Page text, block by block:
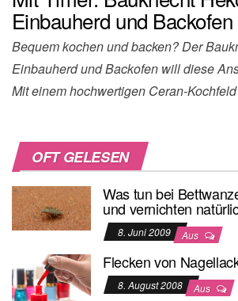
Einbauherd und Backofen
Bequem kochen und backen? Der
Einbauherd und Backofen will diese
Mit einem hochwertigen Ceran-
OFT GELESEN
Was tun bei
und vernichten
8. Juni 2009 Aus
Flecken von
8. August 2008 Aus